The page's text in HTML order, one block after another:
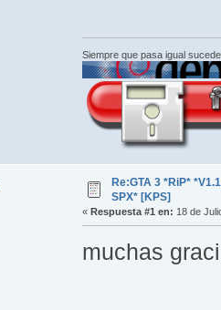
Siempre que pasa igual
Re:GTA 3 *RiP*
SPX* [KPS]
« Respuesta #1 en: 18 de
muchas